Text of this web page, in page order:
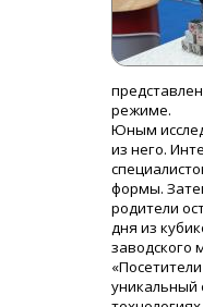
режиме.
Юным
из него.
формы.
родители
дня из
заводского
уникальный